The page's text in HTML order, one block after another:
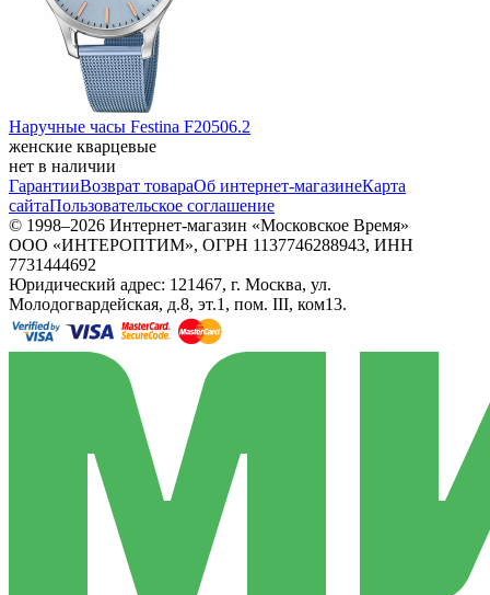
Наручные часы Festina F20506.2
женские кварцевые
нет в наличии
ГарантииВозврат товараОб интернет-магазинеКарта
сайтаПользовательское соглашение
© 1998–2026 Интернет-магазин «Московское Время»
ООО «ИНТЕРОПТИМ», ОГРН 1137746288943, ИНН
7731444692
Юридический адрес: 121467, г. Москва, ул.
Молодогвардейская, д.8, эт.1, пом. III, ком13.